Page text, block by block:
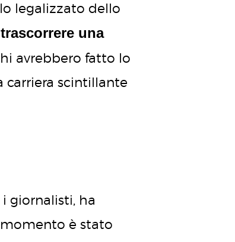
legalizzato dello
trascorrere una
avrebbero fatto lo
carriera scintillante
giornalisti, ha
è stato